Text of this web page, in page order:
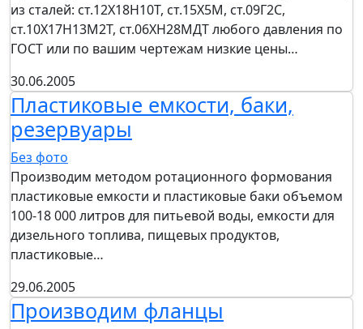
из сталей: ст.12Х18Н10Т, ст.15Х5М, ст.09Г2С,
ст.10Х17Н13М2Т, ст.06ХН28МДТ любого давления по
ГОСТ или по вашим чертежам низкие цены…
30.06.2005
Пластиковые емкости, баки,
резервуары
Без фото
Производим методом ротационного формования
пластиковые емкости и пластиковые баки объемом
100-18 000 литров для питьевой воды, емкости для
дизельного топлива, пищевых продуктов,
пластиковые…
29.06.2005
Производим фланцы